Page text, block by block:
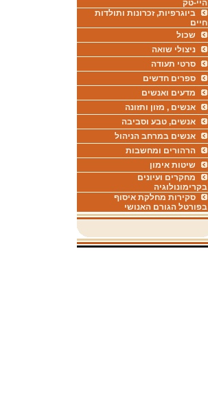
היי-טק
ביוגרפיות, זכרונות ותולדות
חיים
שכול
ניצולי שואה
סרטי תעודה
ספרים חדשים
מדעים ואנשים
אנשים , מזון ותזונה
אנשים, טבע וסביבה
אנשים במרחב הניהול
הרהורים ומחשבות
שיטות אימון
מחקרים ועיונים
בקרימונולוגיה
סקירות מחלקת איסוף
בפורטל הגורם האנושי